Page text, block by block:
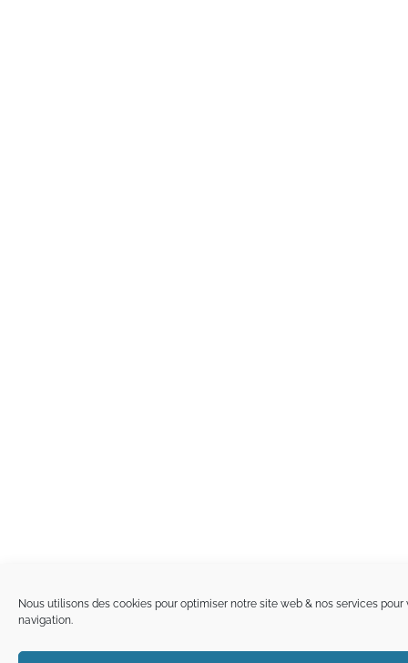
Nous utilisons des cookies pour optimiser notre site web & nos services pour
navigation.